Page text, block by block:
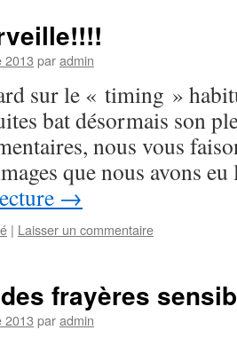
2013 paradmin
sur le « timing »
bat désormais son
nous vous
que nous avons
→
| Laisser un commentaire
frayères
2013 paradmin